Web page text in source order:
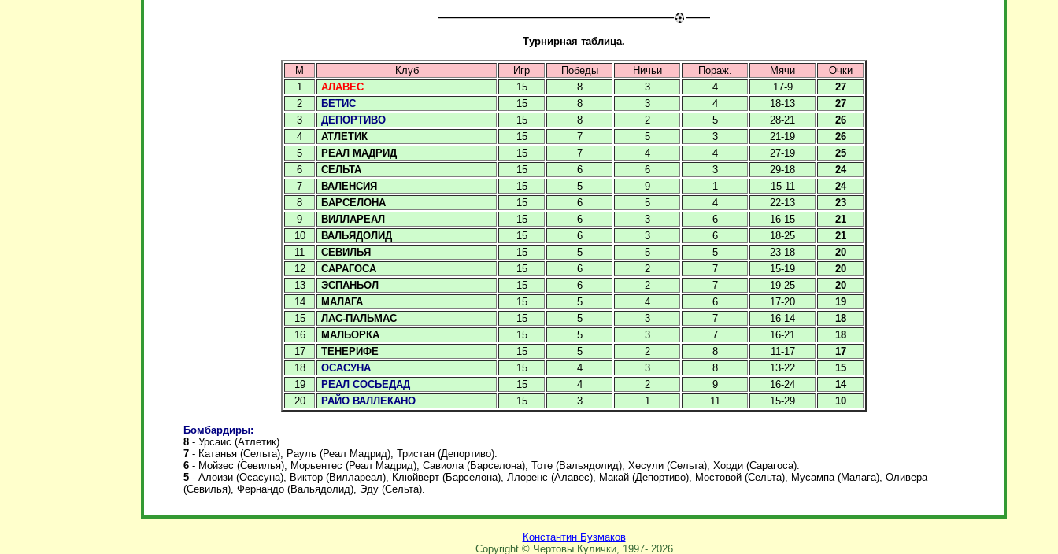
Турнирная таблица.
М Клуб Игр Победы Ничьи Пораж. Мячи
Очки
1
АЛАВЕС 15 8 3 4 17-9
27
2
БЕТИС 15 8 3 4 18-13
27
3
ДЕПОРТИВО 15 8 2 5 28-21
26
4
АТЛЕТИК 15 7 5 3 21-19
26
5
РЕАЛ МАДРИД 15 7 4 4 27-19
25
6
СЕЛЬТА 15 6 6 3 29-18
24
7
ВАЛЕНСИЯ 15 5 9 1 15-11
24
8
БАРСЕЛОНА 15 6 5 4 22-13
23
9
ВИЛЛАРЕАЛ 15 6 3 6 16-15
21
10
ВАЛЬЯДОЛИД 15 6 3 6 18-25
21
11
СЕВИЛЬЯ 15 5 5 5 23-18
20
12
САРАГОСА 15 6 2 7 15-19
20
13
ЭСПАНЬОЛ 15 6 2 7 19-25
20
14
МАЛАГА 15 5 4 6 17-20
19
15
ЛАС-ПАЛЬМАС 15 5 3 7 16-14
18
16
МАЛЬОРКА 15 5 3 7 16-21
18
17
ТЕНЕРИФЕ 15 5 2 8 11-17
17
18
ОСАСУНА 15 4 3 8 13-22
15
19
РЕАЛ СОСЬЕДАД 15 4 2 9 16-24
14
20
РАЙО ВАЛЛЕКАНО 15 3 1 11 15-29 10
Бомбардиры:
8 - Урсаис (Атлетик).
7 - Катанья (Сельта), Рауль (Реал Мадрид), Тристан (Депортиво).
6 - Мойзес (Севилья), Морьентес (Реал Мадрид), Савиола (Барселона), Тоте (Вальядолид), Хесули (Сельта), Хорди (Сарагоса).
5 - Алоизи (Осасуна), Виктор (Виллареал), Клюйверт (Барселона), Ллоренс (Алавес), Макай (Депортиво), Мостовой (Сельта), Мусампа (Малага), Оливера
(Севилья), Фернандо (Вальядолид), Эду (Сельта).
Константин Бузмаков
Copyright © Чертовы Кулички, 1997- 2026